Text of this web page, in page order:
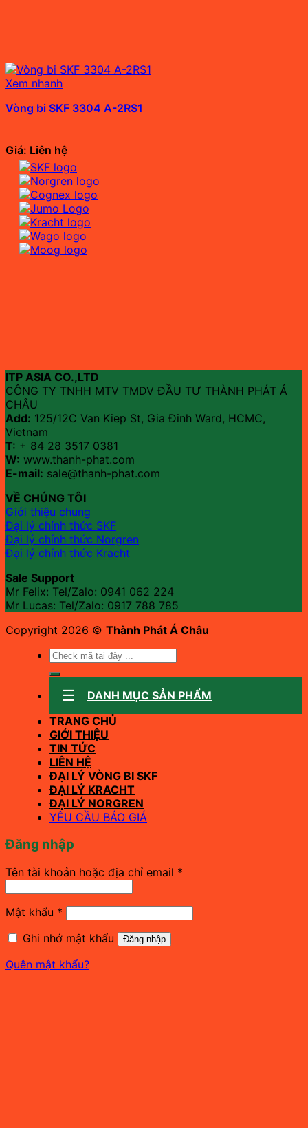
Xem nhanh
Vòng bi SKF 3304 A-2RS1
Giá: Liên hệ
ITP ASIA CO.,LTD
CÔNG TY TNHH MTV TMDV ĐẦU TƯ THÀNH PHÁT Á
CHÂU
Add: 125/12C Van Kiep St, Gia Đinh Ward, HCMC,
Vietnam
T: + 84 28 3517 0381
W: www.thanh-phat.com
E-mail: sale@thanh-phat.com
VỀ CHÚNG TÔI
Giới thiệu chung
Đại lý chính thức SKF
Đại lý chính thức Norgren
Đại lý chính thức Kracht
Sale Support
Mr Felix: Tel/Zalo: 0941 062 224
Mr Lucas: Tel/Zalo: 0917 788 785
Copyright 2026 © Thành Phát Á Châu
Tìm
kiếm:
DANH MỤC SẢN PHẨM
TRANG CHỦ
GIỚI THIỆU
TIN TỨC
LIÊN HỆ
ĐẠI LÝ VÒNG BI SKF
ĐẠI LÝ KRACHT
ĐẠI LÝ NORGREN
YÊU CẦU BÁO GIÁ
Đăng nhập
Tên tài khoản hoặc địa chỉ email *
Mật khẩu *
Ghi nhớ mật khẩu
Đăng nhập
Quên mật khẩu?